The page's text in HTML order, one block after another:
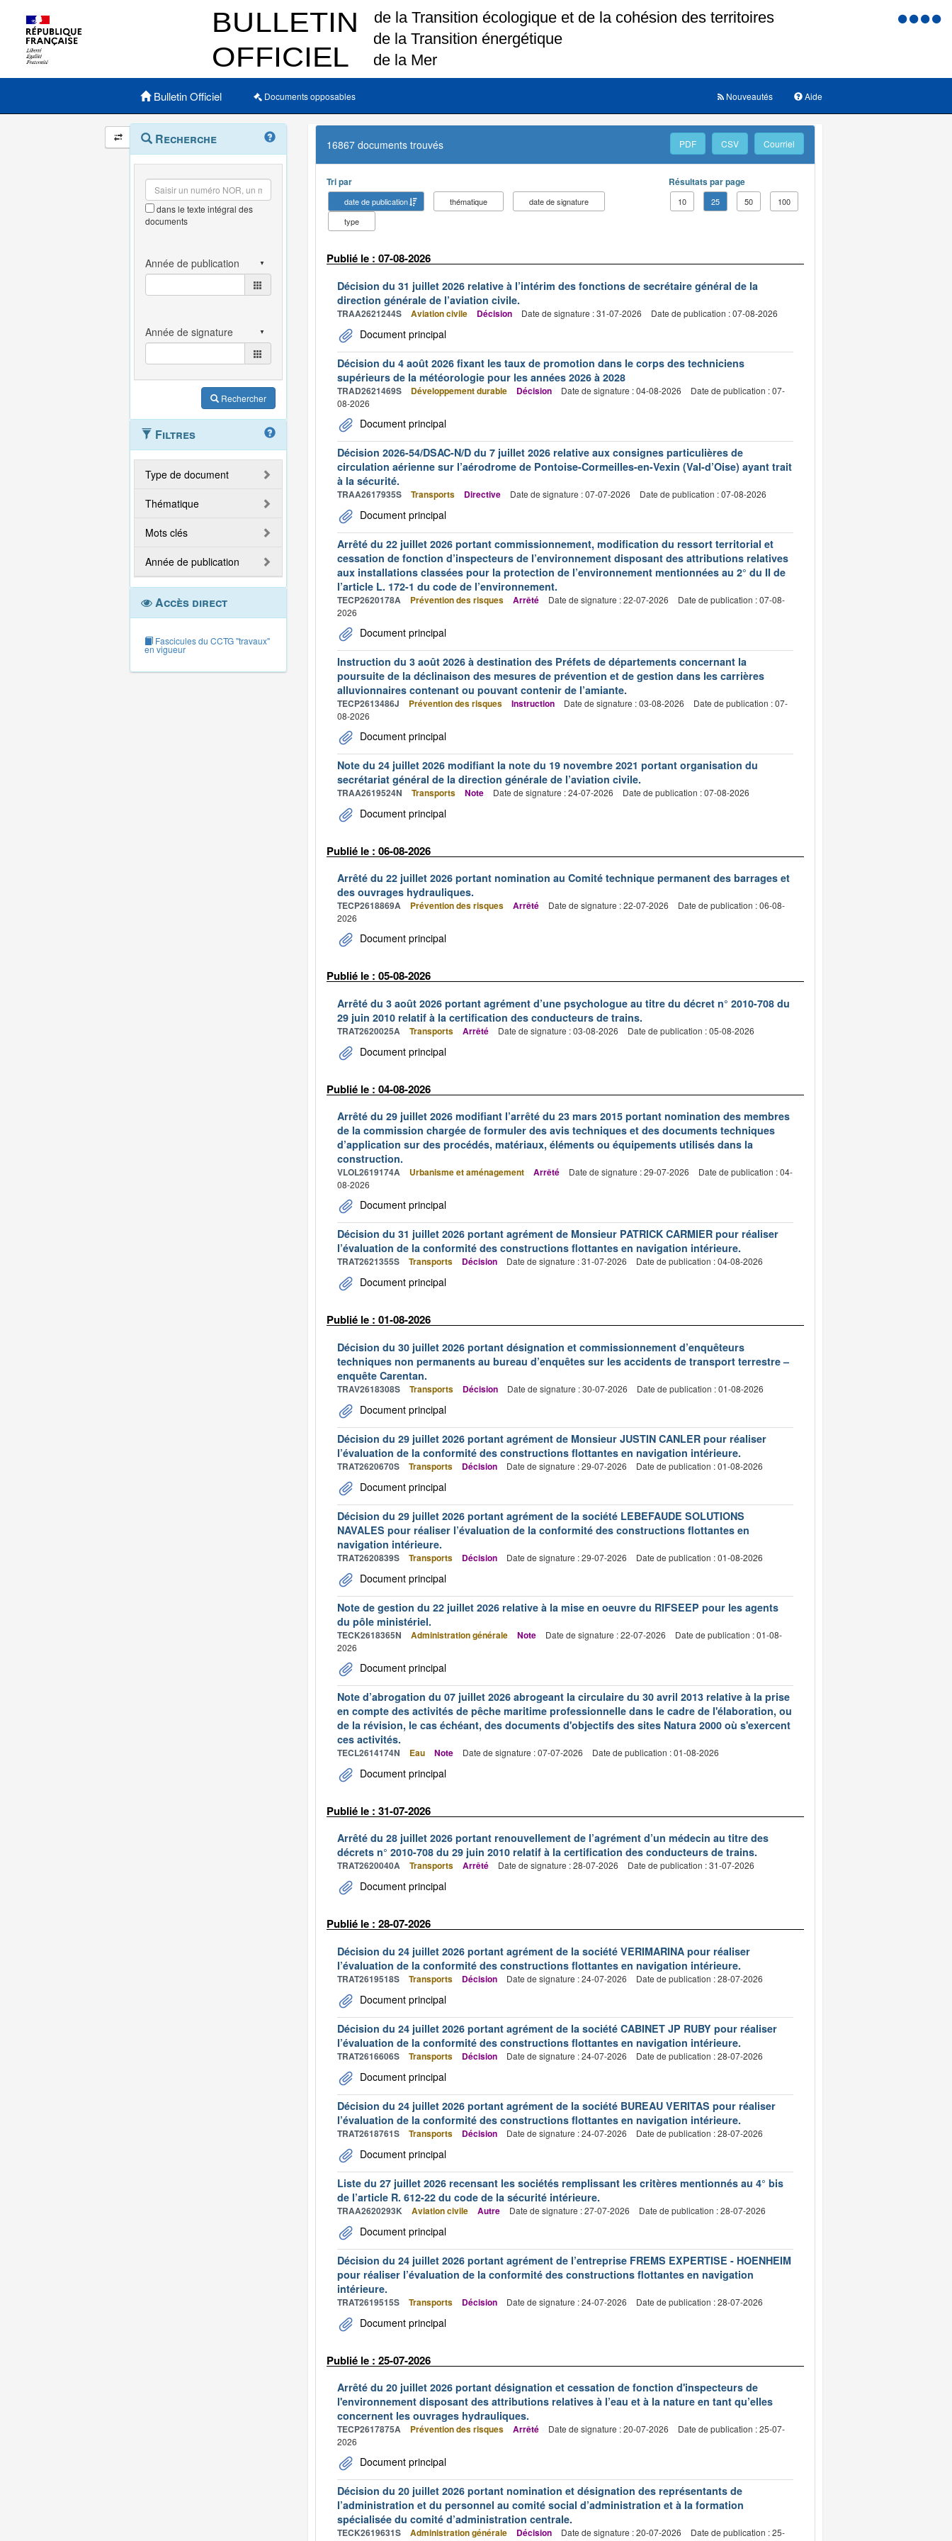
Menu
Menu principal
Bulletin Officiel Documents opposables Aide
Nouveautés
Navigation
et
outils
annexes
Menu
contextuel
Recherche
dans le texte intégral des
documents
Rechercher
Filtres
Type de document
Thématique
Mots clés
Année de publication
Accès direct
Fascicules du CCTG "travaux"
en vigueur
16867 documents trouvés PDF CSV Courriel
Tri par
date de publication thématique
date de signature
type
Résultats par page
10 25 50 100
Publié le : 07-08-2026
Décision du 31 juillet 2026 relative à l’intérim des fonctions de secrétaire général de la
direction générale de l’aviation civile.
TRAA2621244S Aviation civile Décision Date de signature : 31-07-2026 Date de publication : 07-08-2026
Document principal
Décision du 4 août 2026 fixant les taux de promotion dans le corps des techniciens
supérieurs de la météorologie pour les années 2026 à 2028
TRAD2621469S Développement durable Décision Date de signature : 04-08-2026
Date de publication : 07-
08-2026
Document principal
Décision 2026-54/DSAC-N/D du 7 juillet 2026 relative aux consignes particulières de
circulation aérienne sur l’aérodrome de Pontoise-Cormeilles-en-Vexin (Val-d’Oise) ayant trait
à la sécurité.
TRAA2617935S Transports Directive Date de signature : 07-07-2026 Date de publication : 07-08-2026
Document principal
Arrêté du 22 juillet 2026 portant commissionnement, modification du ressort territorial et
cessation de fonction d’inspecteurs de l’environnement disposant des attributions relatives
aux installations classées pour la protection de l’environnement mentionnées au 2° du II de
l’article L. 172-1 du code de l’environnement.
TECP2620178A Prévention des risques Arrêté Date de signature : 22-07-2026
Date de publication : 07-08-
2026
Document principal
Instruction du 3 août 2026 à destination des Préfets de départements concernant la
poursuite de la déclinaison des mesures de prévention et de gestion dans les carrières
alluvionnaires contenant ou pouvant contenir de l’amiante.
TECP2613486J Prévention des risques Instruction Date de signature : 03-08-2026
Date de publication : 07-
08-2026
Document principal
Note du 24 juillet 2026 modifiant la note du 19 novembre 2021 portant organisation du
secrétariat général de la direction générale de l’aviation civile.
TRAA2619524N Transports Note Date de signature : 24-07-2026 Date de publication : 07-08-2026
Document principal
Publié le : 06-08-2026
Arrêté du 22 juillet 2026 portant nomination au Comité technique permanent des barrages et
des ouvrages hydrauliques.
TECP2618869A Prévention des risques Arrêté Date de signature : 22-07-2026
Date de publication : 06-08-
2026
Document principal
Publié le : 05-08-2026
Arrêté du 3 août 2026 portant agrément d’une psychologue au titre du décret n° 2010-708 du
29 juin 2010 relatif à la certification des conducteurs de trains.
TRAT2620025A Transports Arrêté Date de signature : 03-08-2026 Date de publication : 05-08-2026
Document principal
Publié le : 04-08-2026
Arrêté du 29 juillet 2026 modifiant l’arrêté du 23 mars 2015 portant nomination des membres
de la commission chargée de formuler des avis techniques et des documents techniques
d’application sur des procédés, matériaux, éléments ou équipements utilisés dans la
construction.
VLOL2619174A Urbanisme et aménagement Arrêté Date de signature : 29-07-2026
Date de publication : 04-
08-2026
Document principal
Décision du 31 juillet 2026 portant agrément de Monsieur PATRICK CARMIER pour réaliser
l’évaluation de la conformité des constructions flottantes en navigation intérieure.
TRAT2621355S Transports Décision Date de signature : 31-07-2026 Date de publication : 04-08-2026
Document principal
Publié le : 01-08-2026
Décision du 30 juillet 2026 portant désignation et commissionnement d’enquêteurs
techniques non permanents au bureau d’enquêtes sur les accidents de transport terrestre –
enquête Carentan.
TRAV2618308S Transports Décision Date de signature : 30-07-2026 Date de publication : 01-08-2026
Document principal
Décision du 29 juillet 2026 portant agrément de Monsieur JUSTIN CANLER pour réaliser
l’évaluation de la conformité des constructions flottantes en navigation intérieure.
TRAT2620670S Transports Décision Date de signature : 29-07-2026 Date de publication : 01-08-2026
Document principal
Décision du 29 juillet 2026 portant agrément de la société LEBEFAUDE SOLUTIONS
NAVALES pour réaliser l’évaluation de la conformité des constructions flottantes en
navigation intérieure.
TRAT2620839S Transports Décision Date de signature : 29-07-2026 Date de publication : 01-08-2026
Document principal
Note de gestion du 22 juillet 2026 relative à la mise en oeuvre du RIFSEEP pour les agents
du pôle ministériel.
TECK2618365N Administration générale Note Date de signature : 22-07-2026
Date de publication : 01-08-
2026
Document principal
Note d’abrogation du 07 juillet 2026 abrogeant la circulaire du 30 avril 2013 relative à la prise
en compte des activités de pêche maritime professionnelle dans le cadre de l'élaboration, ou
de la révision, le cas échéant, des documents d'objectifs des sites Natura 2000 où s'exercent
ces activités.
TECL2614174N Eau Note Date de signature : 07-07-2026 Date de publication : 01-08-2026
Document principal
Publié le : 31-07-2026
Arrêté du 28 juillet 2026 portant renouvellement de l’agrément d’un médecin au titre des
décrets n° 2010-708 du 29 juin 2010 relatif à la certification des conducteurs de trains.
TRAT2620040A Transports Arrêté Date de signature : 28-07-2026 Date de publication : 31-07-2026
Document principal
Publié le : 28-07-2026
Décision du 24 juillet 2026 portant agrément de la société VERIMARINA pour réaliser
l’évaluation de la conformité des constructions flottantes en navigation intérieure.
TRAT2619518S Transports Décision Date de signature : 24-07-2026 Date de publication : 28-07-2026
Document principal
Décision du 24 juillet 2026 portant agrément de la société CABINET JP RUBY pour réaliser
l’évaluation de la conformité des constructions flottantes en navigation intérieure.
TRAT2616606S Transports Décision Date de signature : 24-07-2026 Date de publication : 28-07-2026
Document principal
Décision du 24 juillet 2026 portant agrément de la société BUREAU VERITAS pour réaliser
l’évaluation de la conformité des constructions flottantes en navigation intérieure.
TRAT2618761S Transports Décision Date de signature : 24-07-2026 Date de publication : 28-07-2026
Document principal
Liste du 27 juillet 2026 recensant les sociétés remplissant les critères mentionnés au 4° bis
de l’article R. 612-22 du code de la sécurité intérieure.
TRAA2620293K Aviation civile Autre Date de signature : 27-07-2026 Date de publication : 28-07-2026
Document principal
Décision du 24 juillet 2026 portant agrément de l’entreprise FREMS EXPERTISE - HOENHEIM
pour réaliser l’évaluation de la conformité des constructions flottantes en navigation
intérieure.
TRAT2619515S Transports Décision Date de signature : 24-07-2026 Date de publication : 28-07-2026
Document principal
Publié le : 25-07-2026
Arrêté du 20 juillet 2026 portant désignation et cessation de fonction d'inspecteurs de
l'environnement disposant des attributions relatives à l’eau et à la nature en tant qu’elles
concernent les ouvrages hydrauliques.
TECP2617875A Prévention des risques Arrêté Date de signature : 20-07-2026
Date de publication : 25-07-
2026
Document principal
Décision du 20 juillet 2026 portant nomination et désignation des représentants de
l’administration et du personnel au comité social d’administration et à la formation
spécialisée du comité d’administration centrale.
TECK2619631S Administration générale Décision Date de signature : 20-07-2026
Date de publication : 25-